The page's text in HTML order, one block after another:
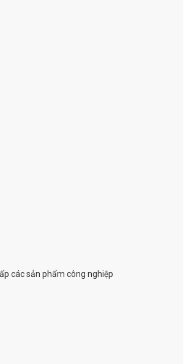
các sản phẩm công nghiệp